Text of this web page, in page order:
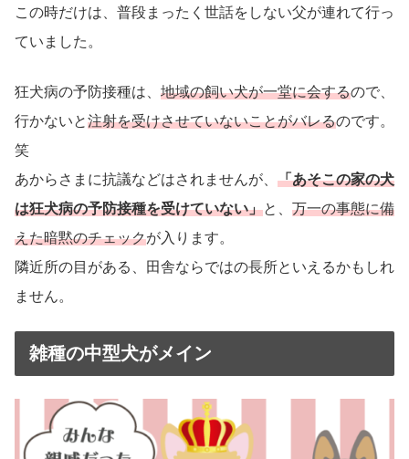
この時だけは、普段まったく世話をしない父が連れて行っ
ていました。
狂犬病の予防接種は、 地域の飼い犬が一堂に会するので、
行かないと注射を受けさせていないことがバレるのです。
笑
あからさまに抗議などはされませんが、 「あそこの家の犬
は狂犬病の予防接種を受けていない」と、 万一の事態に備
えた暗黙のチェックが入ります。
隣近所の目がある、田舎ならではの長所といえるかもしれ
ません。
雑種の中型犬がメイン